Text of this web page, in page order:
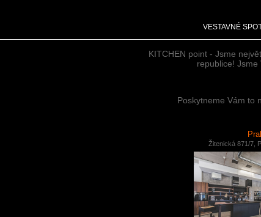
VESTAVNÉ
KITCHEN point - Jsme
republice! Jsme
Poskytneme Vám to
Žitenická 871/7,